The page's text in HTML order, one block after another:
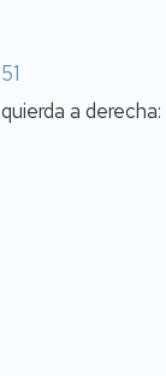
a derecha: